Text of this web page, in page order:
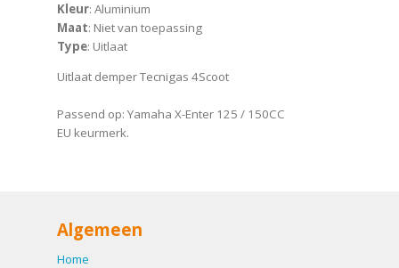
Kleur: Aluminium
Maat: Niet van toepassing
Type: Uitlaat
Uitlaat demper Tecnigas 4Scoot
Passend op: Yamaha X-Enter 125 / 150CC
EU keurmerk.
Algemeen
Home